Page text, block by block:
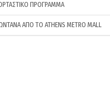
ΠΡΟΓΡΑΜΜΑ
ΑΠΟ ΤΟ ATHENS METRO MALL